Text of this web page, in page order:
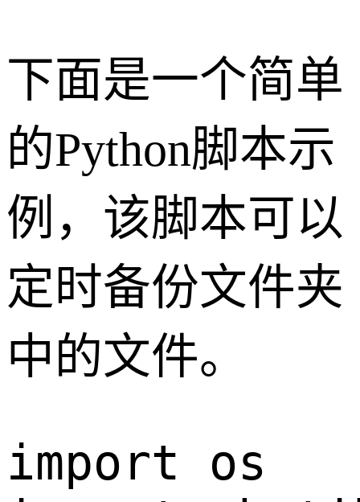
下面是一个简单
的Python脚本示
例，该脚本可以
定时备份文件夹
中的文件。
import os